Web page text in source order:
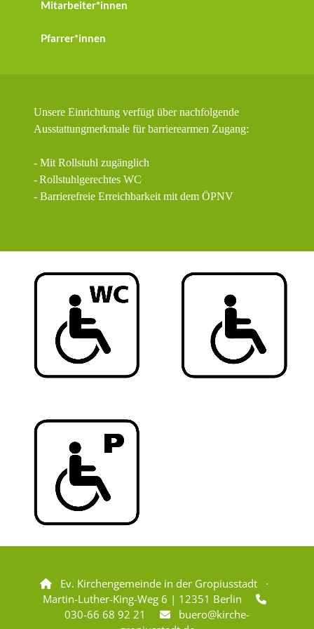
Mitarbeiter*innen
Pfarrer*innen
Unsere Einrichtung verfügt über nachfolgende
Ausstattungmerkmale für barrierearmen Zugang:
- Mit Rollstuhl zugänglich
-Rollstuhlgerechtes WC
- Barrierefreie Erreichbarkeit mit dem ÖPNV

Ev. Kirchengemeinde in der Gropiusstadt ·
Martin-Luther-King-Weg 6 | 12351 Berlin

030-66 68 92 21 
buero@kirche-